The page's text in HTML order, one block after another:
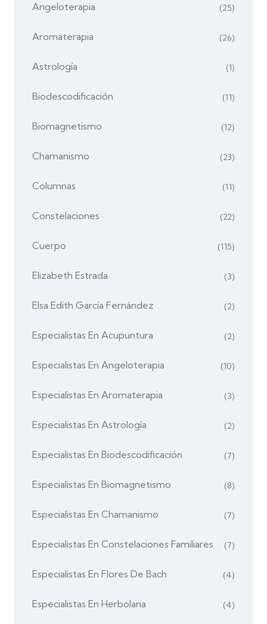
Angeloterapia (25)
Aromaterapia (26)
Astrología (1)
Biodescodificación (11)
Biomagnetismo (12)
Chamanismo (23)
Columnas (11)
Constelaciones (22)
Cuerpo (115)
Elizabeth Estrada (3)
Elsa Edith García Fernández (2)
Especialistas En Acupuntura (2)
Especialistas En Angeloterapia (10)
Especialistas En Aromaterapia (3)
Especialistas En Astrología (2)
Especialistas En Biodescodificación (7)
Especialistas En Biomagnetismo (8)
Especialistas En Chamanismo (7)
Especialistas En Constelaciones Familiares (7)
Especialistas En Flores De Bach (4)
Especialistas En Herbolaria (4)